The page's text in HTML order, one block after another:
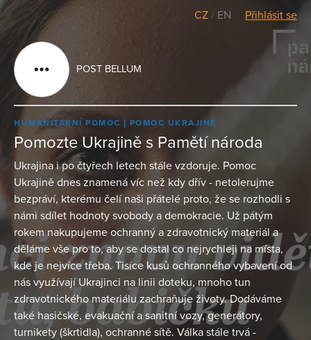
CZ / EN Přihlásit se
POST BELLUM
HUMANITÁRNÍ POMOC POMOC UKRAJINĚ
Pomozte Ukrajině s Pamětí národa
Ukrajina i po čtyřech letech stále vzdoruje. Pomoc
Ukrajině dnes znamená víc než kdy dřív - netolerujme
bezpráví, kterému čelí naši přátelé proto, že se rozhodli s
námi sdílet hodnoty svobody a demokracie. Už pátým
rokem nakupujeme ochranný a zdravotnický materiál a
děláme vše pro to, aby se dostal co nejrychleji na místa,
kde je nejvíce třeba. Tisíce kusů ochranného vybavení od
nás využívají Ukrajinci na linii doteku, mnoho tun
zdravotnického materiálu zachraňuje životy. Dodáváme
také hasičské, evakuační a sanitní vozy, generátory,
turnikety (škrtidla), ochranné sítě. Válka stále trvá -